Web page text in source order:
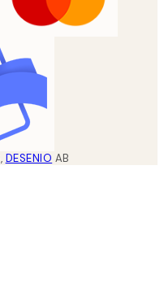
, DESENIO AB